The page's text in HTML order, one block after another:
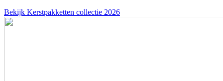
Bekijk Kerstpakketten collectie 2026